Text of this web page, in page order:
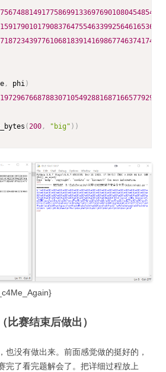
e , phi)
(200 , "big" ) )
赛结束后做出）
也没有做出来。前面感觉做的挺好的，
完了看完题解会了。把详细过程放上